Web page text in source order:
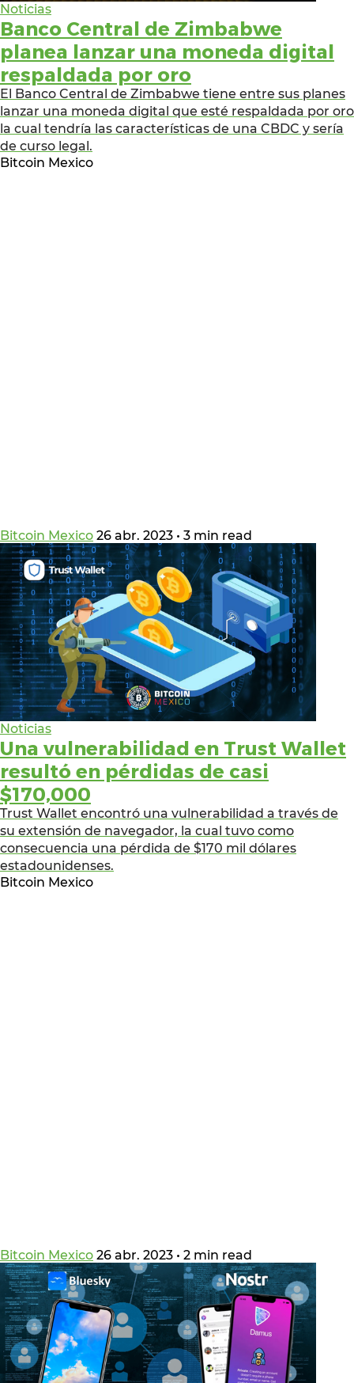
Noticias
Banco Central de Zimbabwe
planea lanzar una moneda digital
respaldada por oro
El Banco Central de Zimbabwe tiene entre sus planes
lanzar una moneda digital que esté respaldada por oro
la cual tendría las características de una CBDC y sería
de curso legal.
Bitcoin Mexico
Bitcoin Mexico 26 abr. 2023 • 3 min read
Noticias
Una vulnerabilidad en Trust Wallet
resultó en pérdidas de casi
$170,000
Trust Wallet encontró una vulnerabilidad a través de
su extensión de navegador, la cual tuvo como
consecuencia una pérdida de $170 mil dólares
estadounidenses.
Bitcoin Mexico
Bitcoin Mexico 26 abr. 2023 • 2 min read